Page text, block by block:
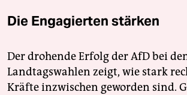
Die Engagierten stärken
Der drohende Erfolg der AfD bei
Landtagswahlen zeigt, wie stark
Kräfte inzwischen geworden sind.